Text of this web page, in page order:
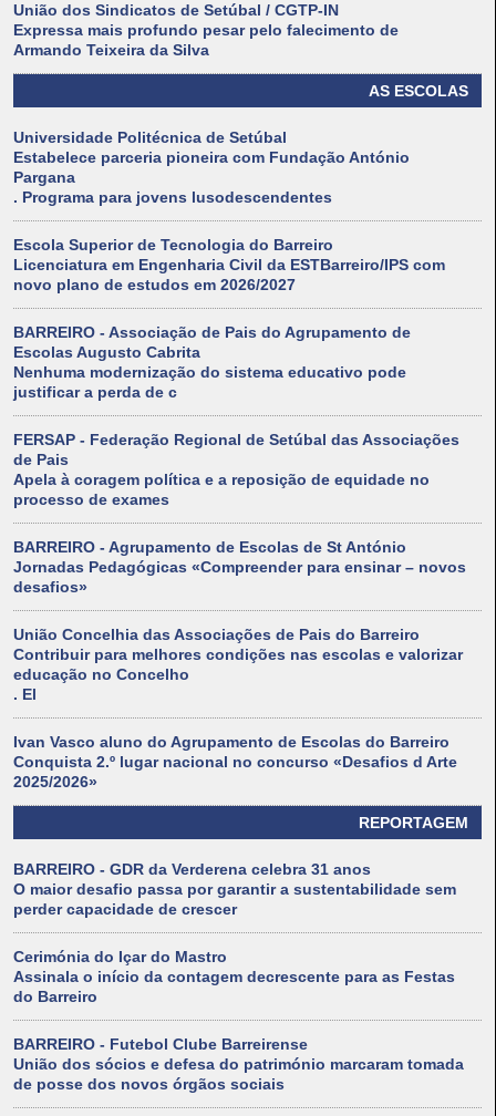
União dos Sindicatos de Setúbal / CGTP-IN
Expressa mais profundo pesar pelo falecimento de
Armando Teixeira da Silva
AS ESCOLAS
Universidade Politécnica de Setúbal
Estabelece parceria pioneira com Fundação António
Pargana
. Programa para jovens lusodescendentes
Escola Superior de Tecnologia do Barreiro
Licenciatura em Engenharia Civil da ESTBarreiro/IPS com
novo plano de estudos em 2026/2027
BARREIRO - Associação de Pais do Agrupamento de
Escolas Augusto Cabrita
Nenhuma modernização do sistema educativo pode
justificar a perda de c
FERSAP - Federação Regional de Setúbal das Associações
de Pais
Apela à coragem política e a reposição de equidade no
processo de exames
BARREIRO - Agrupamento de Escolas de St António
Jornadas Pedagógicas «Compreender para ensinar – novos
desafios»
União Concelhia das Associações de Pais do Barreiro
Contribuir para melhores condições nas escolas e valorizar
educação no Concelho
. El
Ivan Vasco aluno do Agrupamento de Escolas do Barreiro
Conquista 2.º lugar nacional no concurso «Desafios d Arte
2025/2026»
REPORTAGEM
BARREIRO - GDR da Verderena celebra 31 anos
O maior desafio passa por garantir a sustentabilidade sem
perder capacidade de crescer
Cerimónia do Içar do Mastro
Assinala o início da contagem decrescente para as Festas
do Barreiro
BARREIRO - Futebol Clube Barreirense
União dos sócios e defesa do património marcaram tomada
de posse dos novos órgãos sociais